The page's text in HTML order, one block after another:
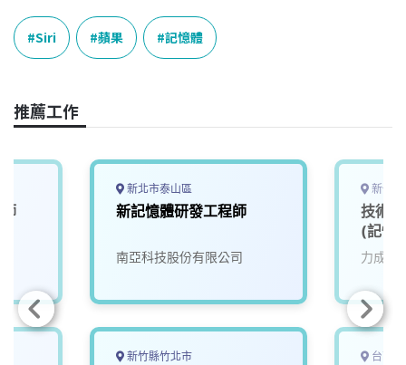
c
e
b
o
k
e
e
n
k
e
n
p
y
L
k
Siri 蘋果 記憶體
推薦工作
新北市泰山區
新記憶體研發工程師
南亞科技股份有限公司
新竹縣竹北市
新竹
技術
(記憶
力成科
台南